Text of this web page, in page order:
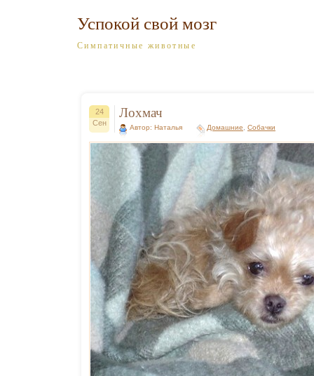
Успокой свой мозг
Симпатичные животные
24
Сен
Лохмач
Автор: Наталья Домашние Собачки